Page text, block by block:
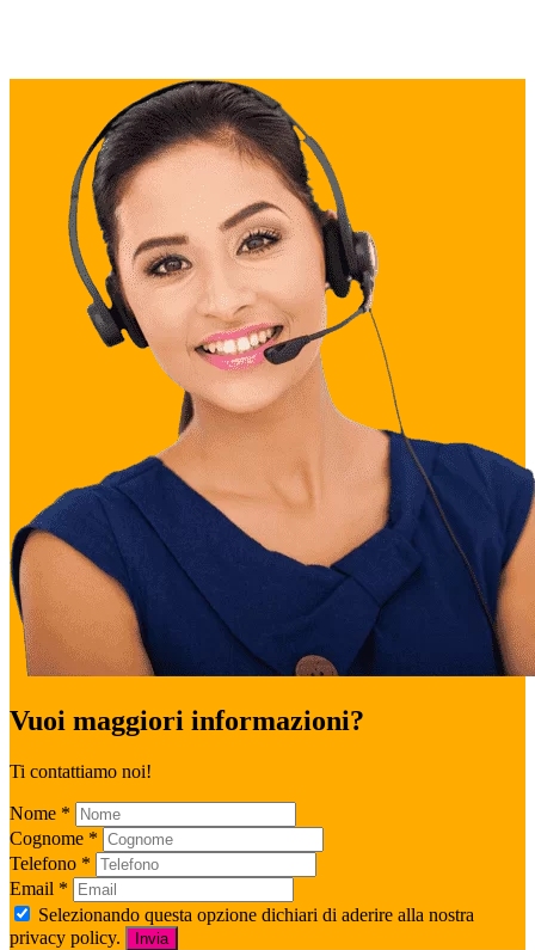
Vuoi maggiori informazioni?
Ti contattiamo noi!
Nome *
Cognome *
Telefono *
Email *
Selezionando questa opzione dichiari di aderire alla nostra
privacy policy.
Invia